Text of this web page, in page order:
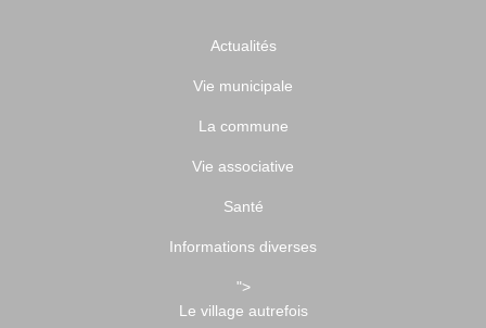
Actualités
Vie municipale
La commune
Vie associative
Santé
Informations diverses
">
Le village autrefois